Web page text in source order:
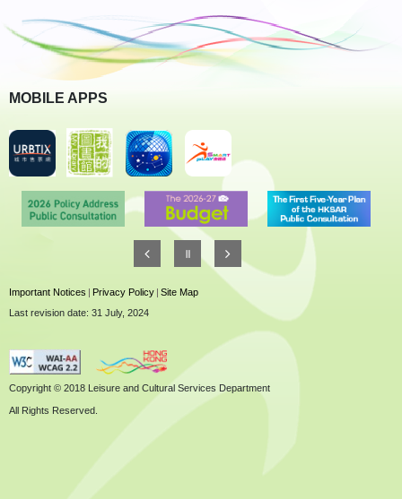
MOBILE APPS
Important Notices | Privacy Policy | Site Map
Last revision date: 31 July, 2024
Copyright © 2018 Leisure and Cultural Services Department
All Rights Reserved.